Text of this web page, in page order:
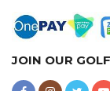
JOIN OUR